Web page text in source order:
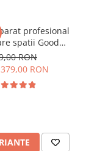
profesional
spatii Good
culoare alb si
rezerva inclusa
RON
RON